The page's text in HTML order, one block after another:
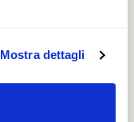
Mostra dettagli
i residenti a